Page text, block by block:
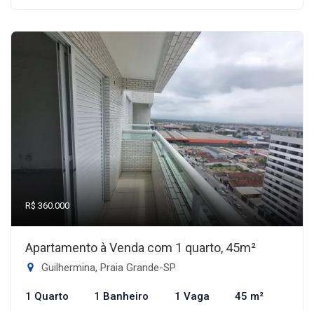
R$ 360.000
Apartamento à Venda com 1 quarto, 45m²
Guilhermina, Praia Grande-SP
1 Quarto 1 Banheiro 1 Vaga 45 m²